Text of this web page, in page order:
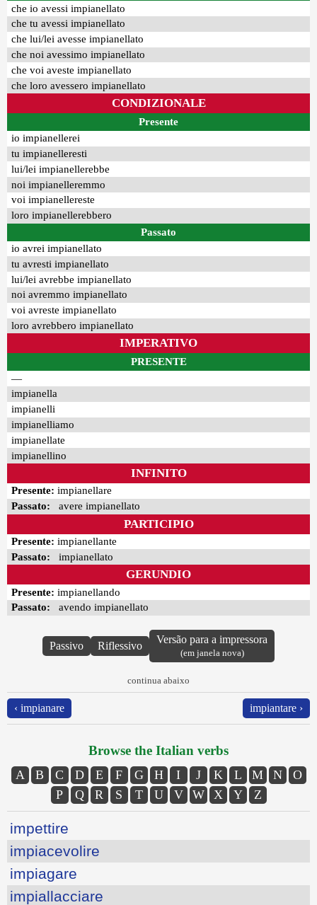
che io avessi impianellato
che tu avessi impianellato
che lui/lei avesse impianellato
che noi avessimo impianellato
che voi aveste impianellato
che loro avessero impianellato
CONDIZIONALE
Presente
io impianellerei
tu impianelleresti
lui/lei impianellerebbe
noi impianelleremmo
voi impianellereste
loro impianellerebbero
Passato
io avrei impianellato
tu avresti impianellato
lui/lei avrebbe impianellato
noi avremmo impianellato
voi avreste impianellato
loro avrebbero impianellato
IMPERATIVO
PRESENTE
—
impianella
impianelli
impianelliamo
impianellate
impianellino
INFINITO
Presente: impianellare
Passato: avere impianellato
PARTICIPIO
Presente: impianellante
Passato: impianellato
GERUNDIO
Presente: impianellando
Passato: avendo impianellato
Passivo Riflessivo
Versão para a impressora
(em janela nova)
continua abaixo
‹ impianare impiantare ›
Browse the Italian verbs
A B C D E F G H I J K L M N
O
P
Q R S T U V W X Y Z
impettire
impiacevolire
impiagare
impiallacciare